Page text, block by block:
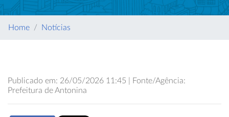
Home Notícias
Publicado em: 26/05/2026 11:45 | Fonte/Agência:
Prefeitura de Antonina